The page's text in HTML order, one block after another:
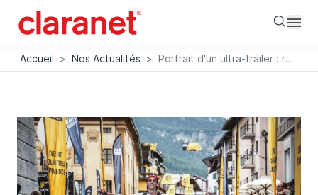
Accueil > Nos Actualités > Portrait d'un ultra-trailer : rencontre avec Ludovic